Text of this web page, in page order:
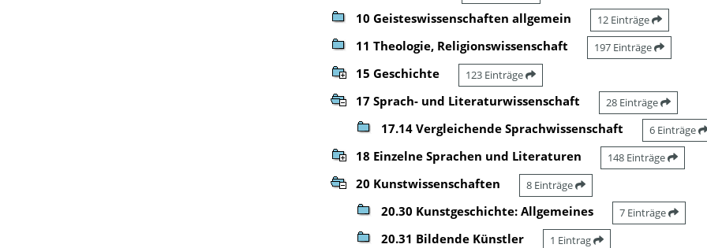
10 Geisteswissenschaften allgemein 12 Einträge
11 Theologie, Religionswissenschaft 197 Einträge
15 Geschichte 123 Einträge
17 Sprach- und Literaturwissenschaft 28 Einträge
17.14 Vergleichende Sprachwissenschaft 6 Einträge
18 Einzelne Sprachen und Literaturen 148 Einträge
20 Kunstwissenschaften 8 Einträge
20.30 Kunstgeschichte: Allgemeines 7 Einträge
20.31 Bildende Künstler 1 Eintrag